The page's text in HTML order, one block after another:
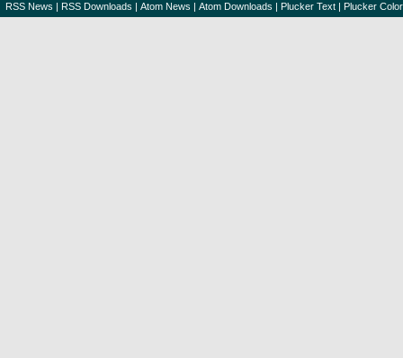
RSS News | RSS Downloads | Atom News | Atom Downloads | Plucker Text | Plucker Color